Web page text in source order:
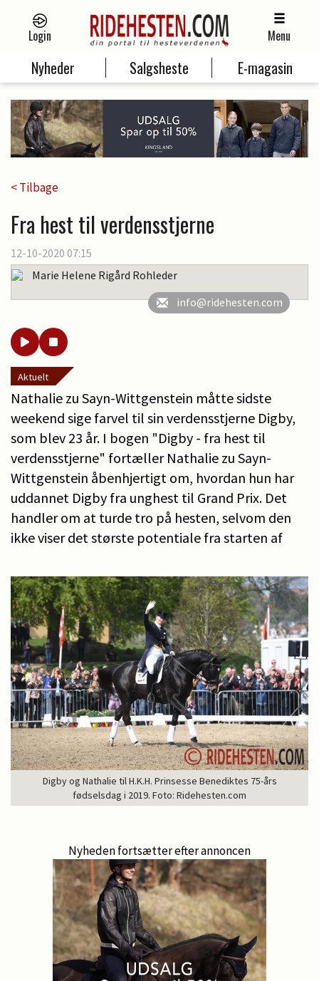
Login Menu
Nyheder Salgsheste E-magasin
< Tilbage
Fra hest til verdensstjerne
12-10-2020 07:15
Marie Helene Rigård Rohleder
info@ridehesten.com
Aktuelt
Nathalie zu Sayn-Wittgenstein måtte sidste
weekend sige farvel til sin verdensstjerne Digby,
som blev 23 år. I bogen "Digby - fra hest til
verdensstjerne" fortæller Nathalie zu Sayn-
Wittgenstein åbenhjertigt om, hvordan hun har
uddannet Digby fra unghest til Grand Prix. Det
handler om at turde tro på hesten, selvom den
ikke viser det største potentiale fra starten af
Digby og Nathalie til H.K.H. Prinsesse Benediktes 75-års
fødselsdag i 2019. Foto: Ridehesten.com
Nyheden fortsætter efter annoncen